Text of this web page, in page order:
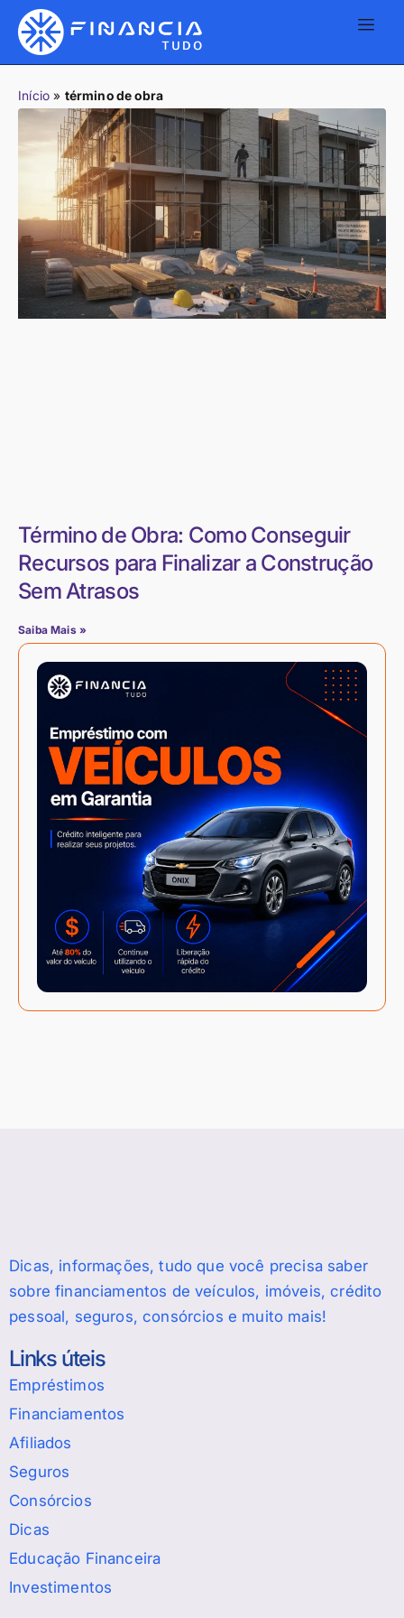
Início » término de obra
Término de Obra: Como Conseguir
Recursos para Finalizar a Construção
Sem Atrasos
Saiba Mais »
Dicas, informações, tudo que você precisa saber
sobre financiamentos de veículos, imóveis, crédito
pessoal, seguros, consórcios e muito mais!
Links úteis
Empréstimos
Financiamentos
Afiliados
Seguros
Consórcios
Dicas
Educação Financeira
Investimentos